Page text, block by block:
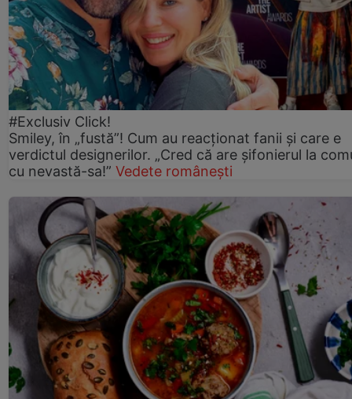
#Exclusiv Click!
Smiley, în „fustă”! Cum au reacționat fanii și care e
verdictul designerilor. „Cred că are șifonierul la
cu nevastă-sa!” Vedete românești